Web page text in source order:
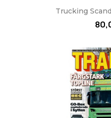
Trucking